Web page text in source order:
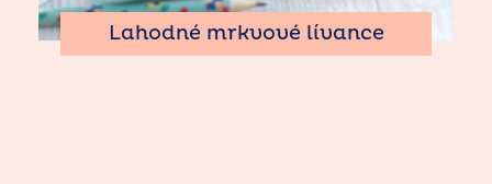
Lahodné mrkvové lívance